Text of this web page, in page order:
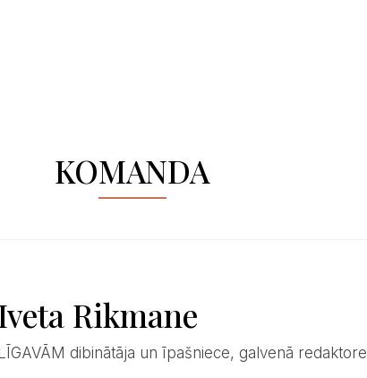
KOMANDA
Rikmane
LĪGAVĀM dibinātāja un īpašniece, galvenā redaktore